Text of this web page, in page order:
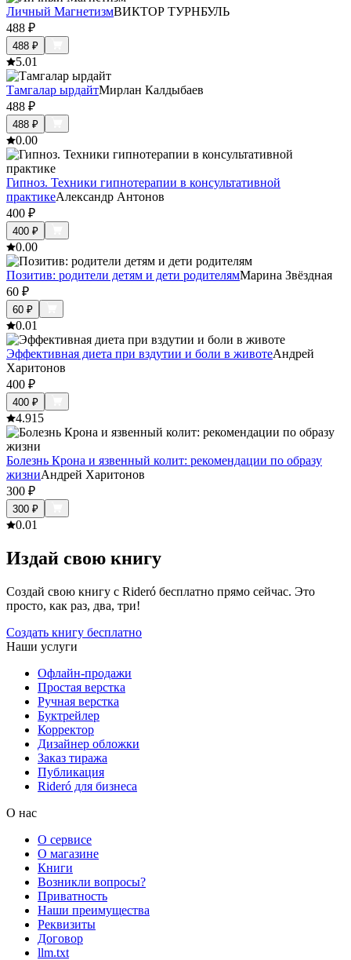
Личный МагнетизмВИКТОР ТУРНБУЛЬ
488 ₽
488 ₽
5.01
Тамгалар ырдайтМирлан Калдыбаев
488 ₽
488 ₽
0.00
Гипноз. Техники гипнотерапии в консультативной
практикеАлександр Антонов
400 ₽
400 ₽
0.00
Позитив: родители детям и дети родителямМарина Звёздная
60 ₽
60 ₽
0.01
Эффективная диета при вздутии и боли в животеАндрей
Харитонов
400 ₽
400 ₽
4.915
Болезнь Крона и язвенный колит: рекомендации по образу
жизниАндрей Харитонов
300 ₽
300 ₽
0.01
Издай свою книгу
Создай свою книгу с Rideró бесплатно прямо сейчас. Это
просто, как раз, два, три!
Создать книгу бесплатно
Наши услуги
Офлайн-продажи
Простая верстка
Ручная верстка
Буктрейлер
Корректор
Дизайнер обложки
Заказ тиража
Публикация
Rideró для бизнеса
О нас
О сервисе
О магазине
Книги
Возникли вопросы?
Приватность
Наши преимущества
Реквизиты
Договор
llm.txt